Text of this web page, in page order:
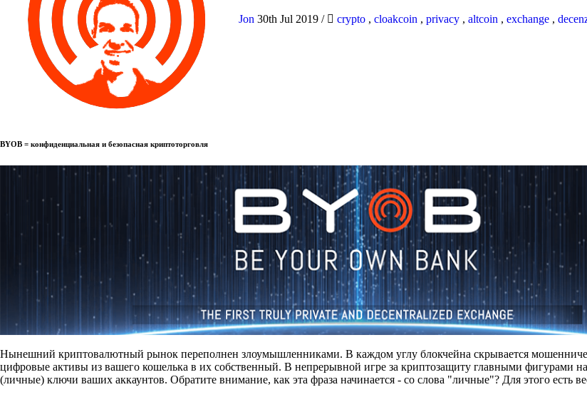
Jon 30th Jul 2019 / crypto , cloakcoin , privacy , altcoin , exchange ,
BYOB = конфиденциальная и безопасная криптоторговля
Нынешний криптовалютный рынок переполнен злоумышленниками. В каждом углу блокчейна скрывается
цифровые активы из вашего кошелька в их собственный. В непрерывной игре за криптозащиту главными фигурами
(личные) ключи ваших аккаунтов. Обратите внимание, как эта фраза начинается - со слова "личные"? Для этого есть